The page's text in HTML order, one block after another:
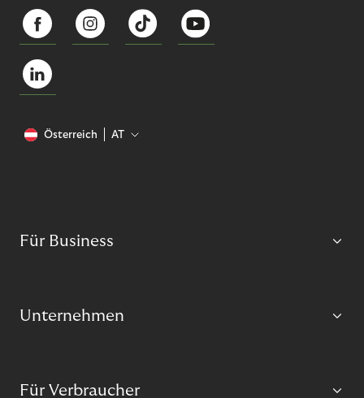
Österreich AT
Für Business
Unternehmen
Für Verbraucher